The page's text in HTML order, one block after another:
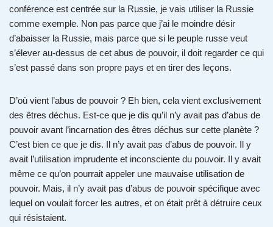
conférence est centrée sur la Russie, je vais utiliser la Russie
comme exemple. Non pas parce que j’ai le moindre désir
d’abaisser la Russie, mais parce que si le peuple russe veut
s’élever au-dessus de cet abus de pouvoir, il doit regarder ce qui
s’est passé dans son propre pays et en tirer des leçons.
D’où vient l’abus de pouvoir ? Eh bien, cela vient exclusivement
des êtres déchus. Est-ce que je dis qu’il n’y avait pas d’abus de
pouvoir avant l’incarnation des êtres déchus sur cette planète ?
C’est bien ce que je dis. Il n’y avait pas d’abus de pouvoir. Il y
avait l’utilisation imprudente et inconsciente du pouvoir. Il y avait
même ce qu’on pourrait appeler une mauvaise utilisation de
pouvoir. Mais, il n’y avait pas d’abus de pouvoir spécifique avec
lequel on voulait forcer les autres, et on était prêt à détruire ceux
qui résistaient.